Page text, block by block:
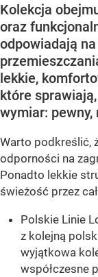
Kolekcja
oraz
odpowiadają
lekkie,
które
wymiar: pewny,
Warto podkreślić,
odporności na
Ponadto lekkie
świeżość przez
Polskie Linie
z kolejną
wyjątkowa
współczesne